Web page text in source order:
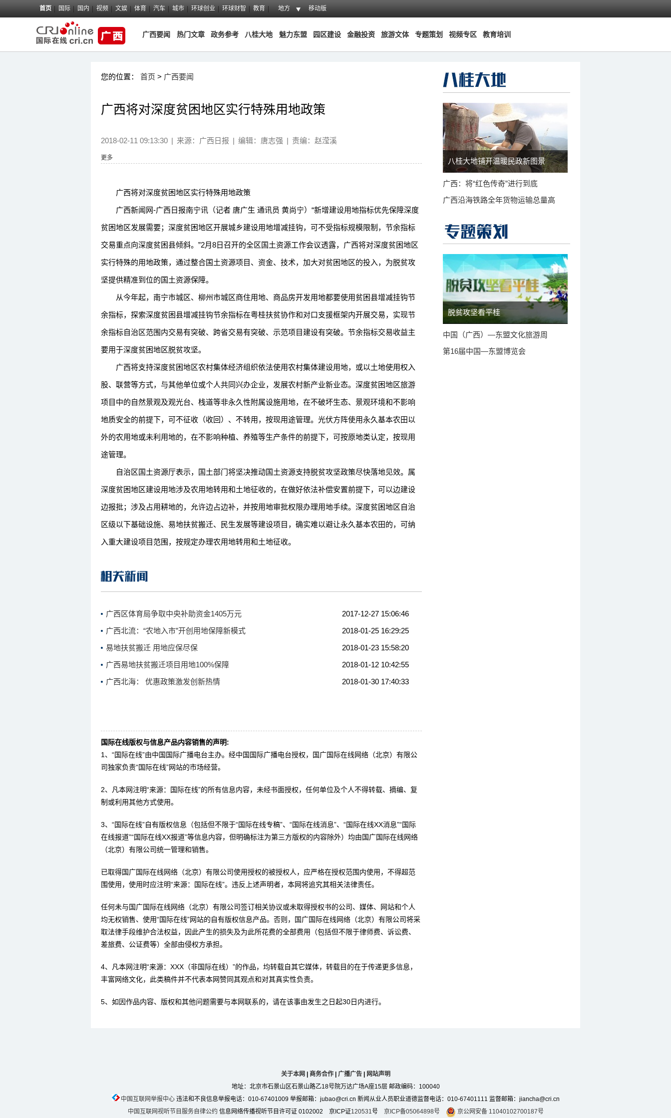
首页 国际 国内 视频 文娱 体育 汽车 城市 环球创业 环球财智 教育 地方 移动版
广西要闻 热门文章 政务参考 八桂大地 魅力东盟 园区建设 金融投资 旅游文体 专题策划 视频专区 教育培训
您的位置： 首页 > 广西要闻
广西将对深度贫困地区实行特殊用地政策
2018-02-11 09:13:30 | 来源： 广西日报 | 编辑：唐志强 | 责编：赵滢溪
更多
广西将对深度贫困地区实行特殊用地政策
广西新闻网-广西日报南宁讯（记者 唐广生 通讯员 黄尚宁）“新增建设用地指标优先保障深度
贫困地区发展需要；深度贫困地区开展城乡建设用地增减挂钩，可不受指标规模限制，节余指标
交易重点向深度贫困县倾斜。”2月8日召开的全区国土资源工作会议透露，广西将对深度贫困地区
实行特殊的用地政策，通过整合国土资源项目、资金、技术，加大对贫困地区的投入，为脱贫攻
坚提供精准到位的国土资源保障。
从今年起，南宁市城区、柳州市城区商住用地、商品房开发用地都要使用贫困县增减挂钩节
余指标，探索深度贫困县增减挂钩节余指标在粤桂扶贫协作和对口支援框架内开展交易，实现节
余指标自治区范围内交易有突破、跨省交易有突破、示范项目建设有突破。节余指标交易收益主
要用于深度贫困地区脱贫攻坚。
广西将支持深度贫困地区农村集体经济组织依法使用农村集体建设用地，或以土地使用权入
股、联营等方式，与其他单位或个人共同兴办企业，发展农村新产业新业态。深度贫困地区旅游
项目中的自然景观及观光台、栈道等非永久性附属设施用地，在不破坏生态、景观环境和不影响
地质安全的前提下，可不征收（收回）、不转用，按现用途管理。光伏方阵使用永久基本农田以
外的农用地或未利用地的，在不影响种植、养殖等生产条件的前提下，可按原地类认定，按现用
途管理。
自治区国土资源厅表示，国土部门将坚决推动国土资源支持脱贫攻坚政策尽快落地见效。属
深度贫困地区建设用地涉及农用地转用和土地征收的，在做好依法补偿安置前提下，可以边建设
边报批；涉及占用耕地的，允许边占边补，并按用地审批权限办理用地手续。深度贫困地区自治
区级以下基础设施、易地扶贫搬迁、民生发展等建设项目，确实难以避让永久基本农田的，可纳
入重大建设项目范围，按规定办理农用地转用和土地征收。
2017-12-27 15:06:46
广西区体育局争取中央补助资金1405万元
2018-01-25 16:29:25
广西北流：“农地入市”开创用地保障新模式
2018-01-23 15:58:20
易地扶贫搬迁 用地应保尽保
2018-01-12 10:42:55
广西易地扶贫搬迁项目用地100%保障
2018-01-30 17:40:33
广西北海： 优惠政策激发创新热情
国际在线版权与信息产品内容销售的声明:
1、“国际在线”由中国国际广播电台主办。经中国国际广播电台授权，国广国际在线网络（北京）有限公
司独家负责“国际在线”网站的市场经营。
2、凡本网注明“来源：国际在线”的所有信息内容，未经书面授权，任何单位及个人不得转载、摘编、复
制或利用其他方式使用。
3、“国际在线”自有版权信息（包括但不限于“国际在线专稿”、“国际在线消息”、“国际在线XX消息”“国际
在线报道”“国际在线XX报道”等信息内容，但明确标注为第三方版权的内容除外）均由国广国际在线网络
（北京）有限公司统一管理和销售。
已取得国广国际在线网络（北京）有限公司使用授权的被授权人，应严格在授权范围内使用，不得超范
围使用，使用时应注明“来源：国际在线”。违反上述声明者，本网将追究其相关法律责任。
任何未与国广国际在线网络（北京）有限公司签订相关协议或未取得授权书的公司、媒体、网站和个人
均无权销售、使用“国际在线”网站的自有版权信息产品。否则，国广国际在线网络（北京）有限公司将采
取法律手段维护合法权益，因此产生的损失及为此所花费的全部费用（包括但不限于律师费、诉讼费、
差旅费、公证费等）全部由侵权方承担。
4、凡本网注明“来源：XXX（非国际在线）”的作品，均转载自其它媒体，转载目的在于传递更多信息，
丰富网络文化，此类稿件并不代表本网赞同其观点和对其真实性负责。
5、如因作品内容、版权和其他问题需要与本网联系的，请在该事由发生之日起30日内进行。
八桂大地铺开温暖民政新图景
广西：将“红色传奇”进行到底
广西沿海铁路全年货物运输总量高
脱贫攻坚看平桂
中国（广西）—东盟文化旅游周
第16届中国—东盟博览会
关于本网 商务合作| 广播广告|
网站声明
地址：北京市石景山区石景山路乙18号院万达广场A座15层 邮政编码：100040
中国互联网举报中心违法和不良信息举报电话：010-67401009 举报邮箱：jubao@cri.cn 新闻从业人员职业道德监督电话：010-67401111 监督邮箱：jiancha@cri.cn
中国互联网视听节目服务自律公约 信息网络传播视听节目许可证 0102002 京ICP证120531号 京ICP备05064898号 京公网安备 11040102700187号